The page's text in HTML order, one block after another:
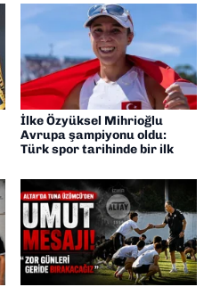
İlke Özyüksel Mihrioğlu
Avrupa şampiyonu oldu:
Türk spor tarihinde bir ilk